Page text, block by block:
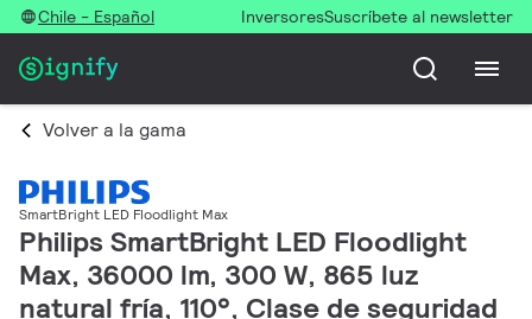
Chile - Español InversoresSuscríbete al newsletter
Volver a la gama
SmartBright LED Floodlight Max
Philips SmartBright LED Floodlight
Max, 36000 lm, 300 W, 865 luz
natural fría, 110°, Clase de seguridad